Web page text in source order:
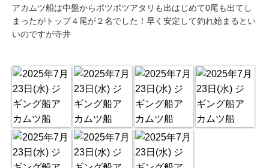
アカムツ船は中盤からポツポツアタリも出はじめて0尾も出てし
まったがトップ４尾が２名でした！早く安定して釣れ始まるとい
いのですが寺井